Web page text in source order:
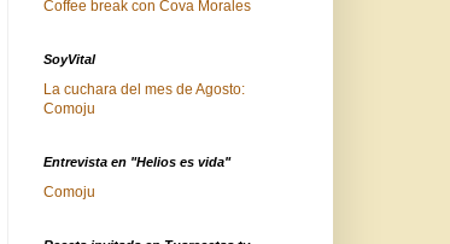
Coffee break con Cova Morales
SoyVital
La cuchara del mes de Agosto:
Comoju
Entrevista en "Helios es vida"
Comoju